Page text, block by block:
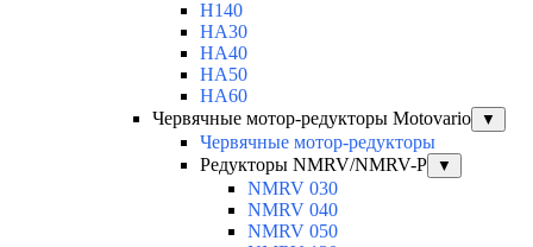
H140
HA30
HA40
HA50
HA60
Червячные мотор-редукторы Motovario
▼
Червячные мотор-редукторы
Редукторы NMRV/NMRV-P
▼
NMRV 030
NMRV 040
NMRV 050